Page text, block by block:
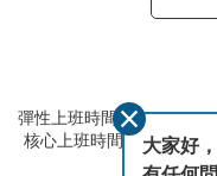
彈性上班時間：
核心上班時間：星期一 ~
大家好